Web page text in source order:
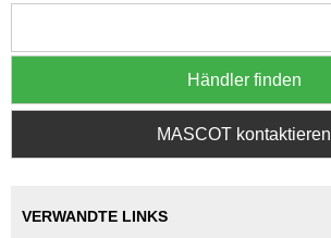
Händler finden
MASCOT kontaktieren
VERWANDTE LINKS